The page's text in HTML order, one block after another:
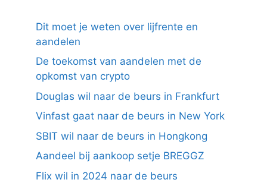
Dit moet je weten over lijfrente en
aandelen
De toekomst van aandelen met de
opkomst van crypto
Douglas wil naar de beurs in Frankfurt
Vinfast gaat naar de beurs in New York
SBIT wil naar de beurs in Hongkong
Aandeel bij aankoop setje BREGGZ
Flix wil in 2024 naar de beurs